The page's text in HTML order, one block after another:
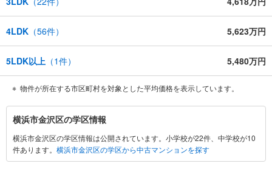
4LDK （56件） 5,623万円
5LDK以上 （1件） 5,480万円
物件が所在する市区町村を対象とした平均価格を表示しています。
横
浜
市
金
横浜市金沢区の学区情報
横浜市金沢区の学区情報は公開されています。小学校が22件、中学校が10
件あります。 横浜市金沢区の学区から中古マンションを探す